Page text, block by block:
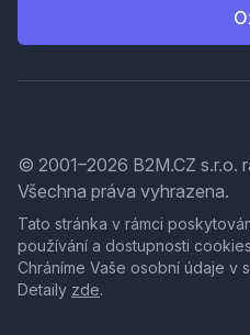
© 2001–2026 B2M.CZ s.r.o.
Všechna práva vyhrazena.
Tato stránka v rámci
používání a dostupnosti
Chráníme Vaše osobní údaje v
Detaily zde.